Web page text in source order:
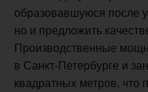
образовавшуюся после
но и предложить
Производственные
в Санкт-Петербурге и
квадратных метров, что